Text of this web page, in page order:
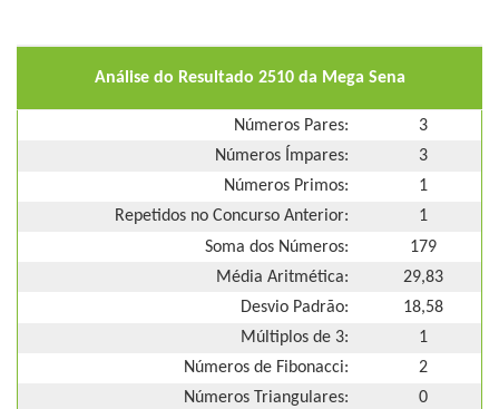
Análise do Resultado 2510 da Mega Sena
Números Pares:
3
Números Ímpares:
3
Números Primos:
1
Repetidos no Concurso Anterior:
1
Soma dos Números:
179
Média Aritmética:
29,83
Desvio Padrão:
18,58
Múltiplos de 3:
1
Números de Fibonacci:
2
Números Triangulares:
0